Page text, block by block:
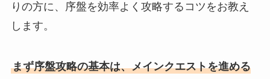
りの方に、序盤を効率よく攻略するコツをお教え
します。
まず序盤攻略の基本は、メインクエストを進める